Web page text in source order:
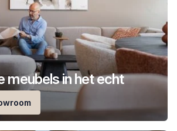
meubels in het echt